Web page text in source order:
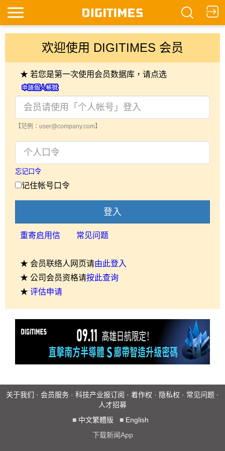
欢迎使用 DIGITIMES 会员
★ 若您是第一次使用会员数据库，请点选
【范例：user@company.com】
忘记口令
记住帐号口令
登入
重寄启用信 常见问题
★ 会员联络人网页请由此登入
★ 公司会员资格请按此查询
★ 评估申请
关于我们 · 会员服务 · 科技产业报订阅 · 着作权 · 隐私权 · 常见问题 ·
人才招募
■ 中文繁體版 ■ English
下载新闻App